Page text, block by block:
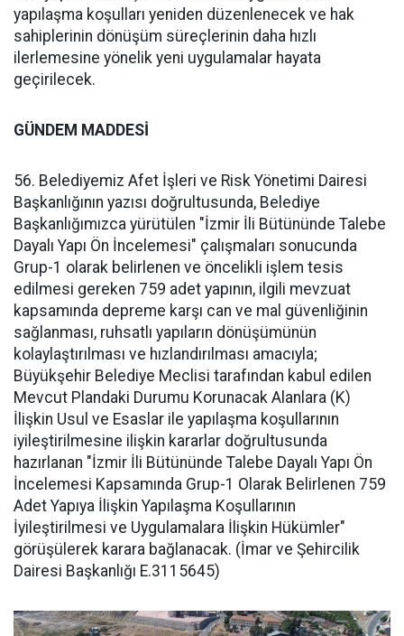
yapılaşma koşulları yeniden düzenlenecek ve hak
sahiplerinin dönüşüm süreçlerinin daha hızlı
ilerlemesine yönelik yeni uygulamalar hayata
geçirilecek.
GÜNDEM MADDESİ
56. Belediyemiz Afet İşleri ve Risk Yönetimi Dairesi
Başkanlığının yazısı doğrultusunda, Belediye
Başkanlığımızca yürütülen "İzmir İli Bütününde Talebe
Dayalı Yapı Ön İncelemesi" çalışmaları sonucunda
Grup-1 olarak belirlenen ve öncelikli işlem tesis
edilmesi gereken 759 adet yapının, ilgili mevzuat
kapsamında depreme karşı can ve mal güvenliğinin
sağlanması, ruhsatlı yapıların dönüşümünün
kolaylaştırılması ve hızlandırılması amacıyla;
Büyükşehir Belediye Meclisi tarafından kabul edilen
Mevcut Plandaki Durumu Korunacak Alanlara (K)
İlişkin Usul ve Esaslar ile yapılaşma koşullarının
iyileştirilmesine ilişkin kararlar doğrultusunda
hazırlanan "İzmir İli Bütününde Talebe Dayalı Yapı Ön
İncelemesi Kapsamında Grup-1 Olarak Belirlenen 759
Adet Yapıya İlişkin Yapılaşma Koşullarının
İyileştirilmesi ve Uygulamalara İlişkin Hükümler"
görüşülerek karara bağlanacak. (İmar ve Şehircilik
Dairesi Başkanlığı E.3115645)